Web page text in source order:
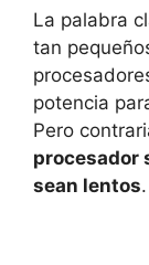
La palabra
tan
potencia
Pero
procesador
sean lentos.